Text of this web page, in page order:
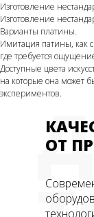
Изготовление
Изготовление
Варианты платины.
Имитация патины, как
где требуется
Доступные цвета
на которые она может
экспериментов.
ОТ